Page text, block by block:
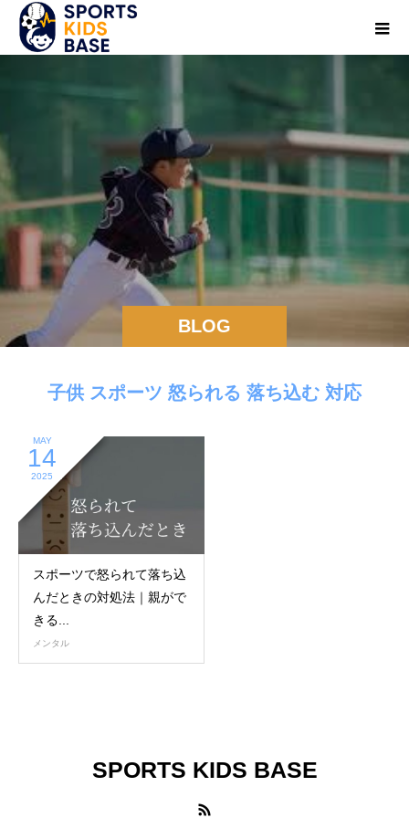
BLOG
子供 スポーツ 怒られる 落ち込む 対応
MAY
14
2025
スポーツで怒られて落ち込
んだときの対処法｜親がで
きる...
メンタル
SPORTS KIDS BASE